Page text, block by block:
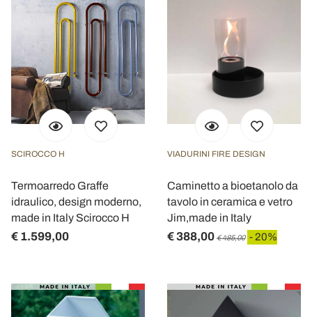
SCIROCCO H
Termoarredo Graffe
idraulico, design moderno,
made in Italy Scirocco H
€ 1.599,00
VIADURINI FIRE DESIGN
Caminetto a bioetanolo da
tavolo in ceramica e vetro
Jim,made in Italy
€ 388,00 € 485,00 - 20%